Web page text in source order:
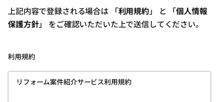
上記内容で登録される場合は 「利用規約」 と 「個人情報
保護方針」 をご確認いただいた上で送信してください。
利用規約
リフォーム案件紹介サービス利用規約